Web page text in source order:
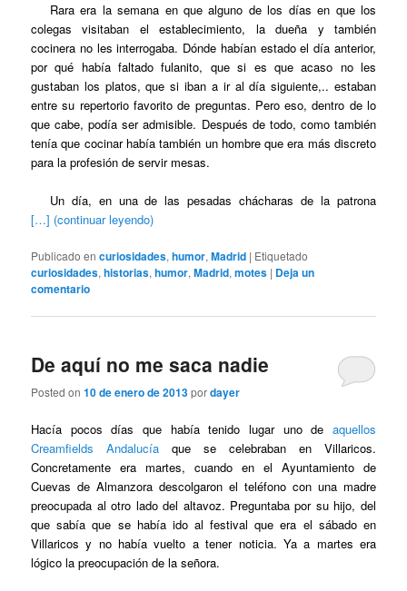
Rara era la semana en que alguno de los días en que los
colegas visitaban el establecimiento, la dueña y también
cocinera no les interrogaba. Dónde habían estado el día anterior,
por qué había faltado fulanito, que si es que acaso no les
gustaban los platos, que si iban a ir al día siguiente,.. estaban
entre su repertorio favorito de preguntas. Pero eso, dentro de lo
que cabe, podía ser admisible. Después de todo, como también
tenía que cocinar había también un hombre que era más discreto
para la profesión de servir mesas.
Un día, en una de las pesadas chácharas de la patrona
[…] (continuar leyendo)
Publicado en curiosidades,humor,Madrid | Etiquetado
curiosidades,historias,humor,Madrid,motes | Deja un
comentario
De aquí no me saca nadie
Posted on10 de enero de 2013pordayer
Hacía pocos días que había tenido lugar uno de aquellos
Creamfields Andalucía que se celebraban en Villaricos.
Concretamente era martes, cuando en el Ayuntamiento de
Cuevas de Almanzora descolgaron el teléfono con una madre
preocupada al otro lado del altavoz. Preguntaba por su hijo, del
que sabía que se había ido al festival que era el sábado en
Villaricos y no había vuelto a tener noticia. Ya a martes era
lógico la preocupación de la señora.